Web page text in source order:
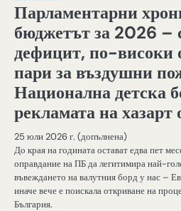
Парламентарни
бюджетът за 2026 –
дефицит, по-високи
пари за въздушни
Национална детска
рекламата на хазарт
25 юли 2026 г. (допълнена)
До края на годината остават едва пет
оправдание на ПБ да легитимира най-
въвеждането на валутния борд у нас –
иначе вече е поискала откриване на
България.